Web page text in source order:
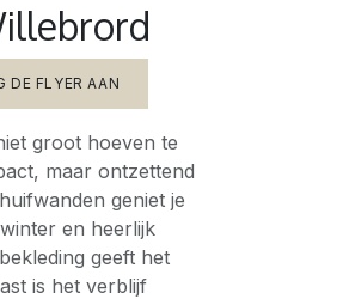
DE FLYER AAN
groot hoeven te
maar ontzettend
geniet je
en heerlijk
geeft het
is het verblijf